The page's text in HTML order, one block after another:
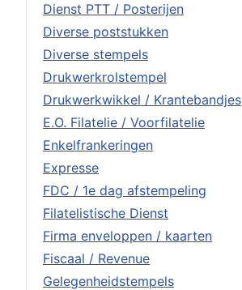
Dienst PTT / Posterijen
Diverse poststukken
Diverse stempels
Drukwerkrolstempel
Drukwerkwikkel / Krantebandjes
E.O. Filatelie / Voorfilatelie
Enkelfrankeringen
Expresse
FDC / 1e dag afstempeling
Filatelistische Dienst
Firma enveloppen / kaarten
Fiscaal / Revenue
Gelegenheidstempels